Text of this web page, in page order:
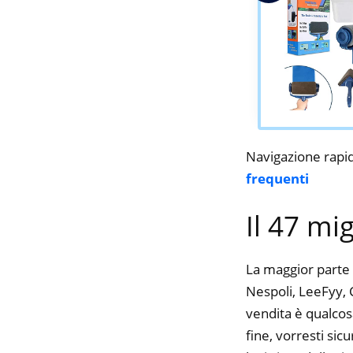
Navigazione
frequenti
Il 47
La maggior
Nespoli, LeeFyy,
vendita è
fine, vorresti